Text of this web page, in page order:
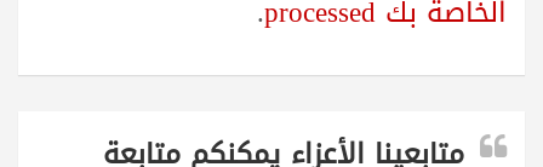
الخاصة بك processed
.
متابعينا الأعزاء يمكنكم متابعة